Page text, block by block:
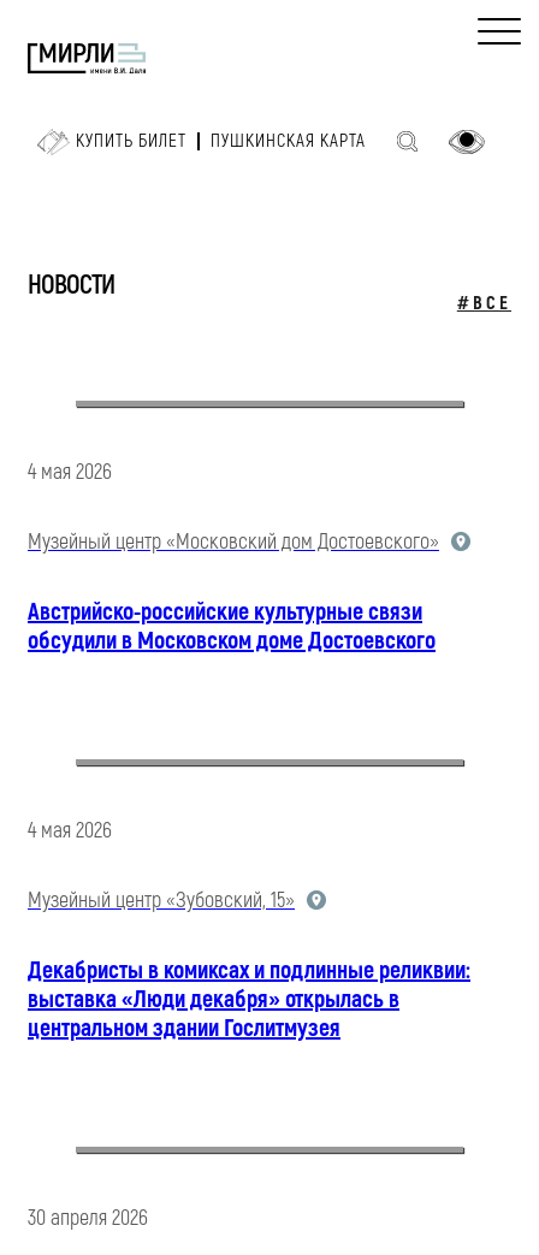
КУПИТЬ БИЛЕТ ПУШКИНСКАЯ КАРТА
НОВОСТИ
#ВСЕ
4 мая 2026
Музейный центр «Московский дом Достоевского»
Австрийско-российские культурные связи
обсудили в Московском доме Достоевского
4 мая 2026
Музейный центр «Зубовский, 15»
Декабристы в комиксах и подлинные реликвии:
выставка «Люди декабря» открылась в
центральном здании Гослитмузея
30 апреля 2026